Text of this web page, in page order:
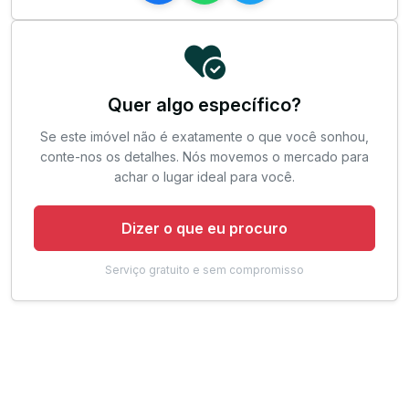
Quer algo específico?
Se este imóvel não é exatamente o que você sonhou,
conte-nos os detalhes. Nós movemos o mercado para
achar o lugar ideal para você.
Dizer o que eu procuro
Serviço gratuito e sem compromisso